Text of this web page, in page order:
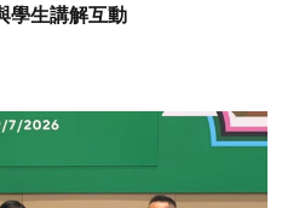
學生講解互動